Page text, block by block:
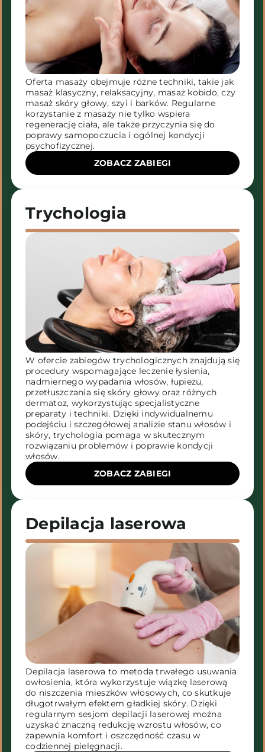
Oferta masaży obejmuje różne techniki, takie jak
masaż klasyczny, relaksacyjny, masaż kobido, czy
masaż skóry głowy, szyi i barków. Regularne
korzystanie z masaży nie tylko wspiera
regenerację ciała, ale także przyczynia się do
poprawy samopoczucia i ogólnej kondycji
psychofizycznej.
ZOBACZ ZABIEGI
Trychologia
W ofercie zabiegów trychologicznych znajdują się
procedury wspomagające leczenie łysienia,
nadmiernego wypadania włosów, łupieżu,
przetłuszczania się skóry głowy oraz różnych
dermatoz, wykorzystując specjalistyczne
preparaty i techniki. Dzięki indywidualnemu
podejściu i szczegółowej analizie stanu włosów i
skóry, trychologia pomaga w skutecznym
rozwiązaniu problemów i poprawie kondycji
włosów.
ZOBACZ ZABIEGI
Depilacja laserowa
Depilacja laserowa to metoda trwałego usuwania
owłosienia, która wykorzystuje wiązkę laserową
do niszczenia mieszków włosowych, co skutkuje
długotrwałym efektem gładkiej skóry. Dzięki
regularnym sesjom depilacji laserowej można
uzyskać znaczną redukcję wzrostu włosów, co
zapewnia komfort i oszczędność czasu w
codziennej pielęgnacji.